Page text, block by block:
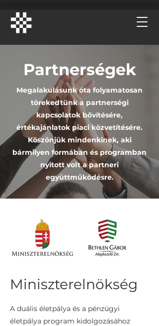
Partnerségek
Megalakulásunk óta folyamatosan
törekedtünk a partnerségi
kapcsolatok bővítésére,
értékajánlatok piaci közvetítésére.
Köszönjük mindenkinek, aki
bármilyen formában és programban
nyitott volt a partneri
együttműködésre.
Miniszterelnökség
A duális életpálya és a pénzügyi
életpálya program kidolgozásához